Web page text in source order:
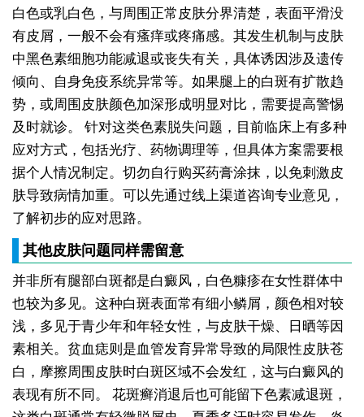
白色或乳白色，与周围正常皮肤分界清楚，表面平滑没
有皮屑，一般不会有瘙痒或疼痛感。其发生机制与皮肤
中黑色素细胞功能减退或丧失有关，具体诱因涉及遗传
倾向、自身免疫系统异常等。如果腿上的白斑有扩散趋
势，或周围皮肤颜色加深形成明显对比，需要提高警惕
及时就诊。
针对这类色素脱失问题，目前临床上有多种
应对方式，包括光疗、药物调理等，但具体方案需要根
据个人情况制定。切勿自行购买药膏涂抹，以免刺激皮
肤导致病情加重。可以先通过线上渠道咨询专业意见，
了解初步的应对思路。
其他皮肤问题同样需留意
并非所有腿部白斑都是白癜风，白色糠疹在女性群体中
也较为多见。这种白斑表面常有细小鳞屑，颜色相对较
浅，多见于青少年和年轻女性，与皮肤干燥、日晒等因
素相关。贫血痣则是血管发育异常导致的局限性皮肤苍
白，摩擦周围皮肤时白斑区域不会发红，这与白癜风的
表现有所不同。
花斑癣消退后也可能留下色素减退斑，